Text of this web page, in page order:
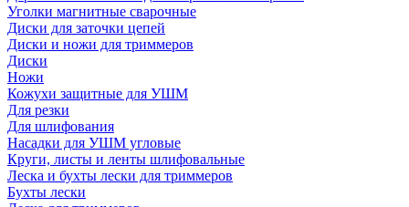
Уголки магнитные сварочные
Диски для заточки цепей
Диски и ножи для триммеров
Диски
Ножи
Кожухи защитные для УШМ
Для резки
Для шлифования
Насадки для УШМ угловые
Круги, листы и ленты шлифовальные
Леска и бухты лески для триммеров
Бухты лески